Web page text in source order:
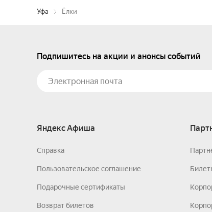
Уфа Ёлки
Подпишитесь на акции и анонсы событий
Яндекс Афиша
Справка
Пользовательское соглашение
Подарочные сертификаты
Возврат билетов